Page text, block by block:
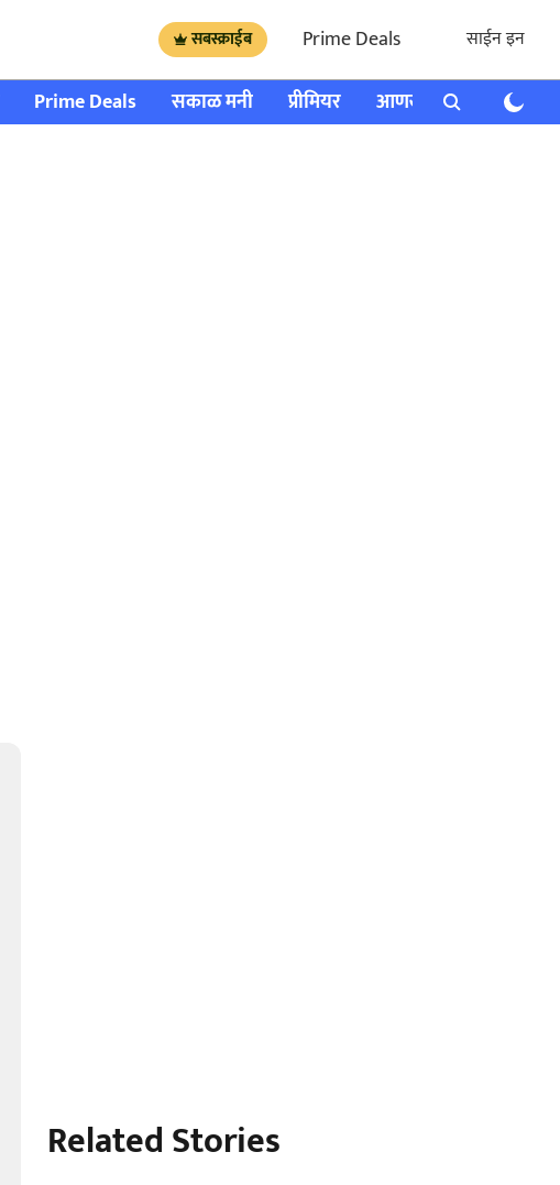
सबस्क्राईब Prime Deals साईन इन
Prime Deals सकाळ मनी प्रीमियर आणखी राशी भविष्य
Related Stories